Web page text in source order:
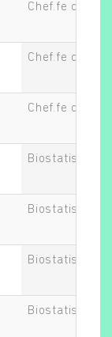
Chef.fe de
Chef.fe de
Chef.fe de